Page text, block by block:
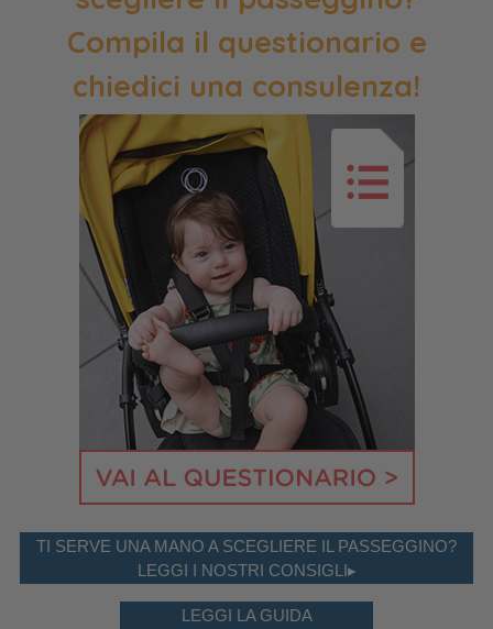
Compila il questionario e
chiedici una consulenza!
TI SERVE UNA MANO A SCEGLIERE IL PASSEGGINO?
LEGGI I NOSTRI CONSIGLI▸
LEGGI LA GUIDA